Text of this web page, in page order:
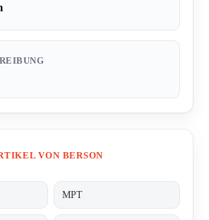
VON BERSON
MPT